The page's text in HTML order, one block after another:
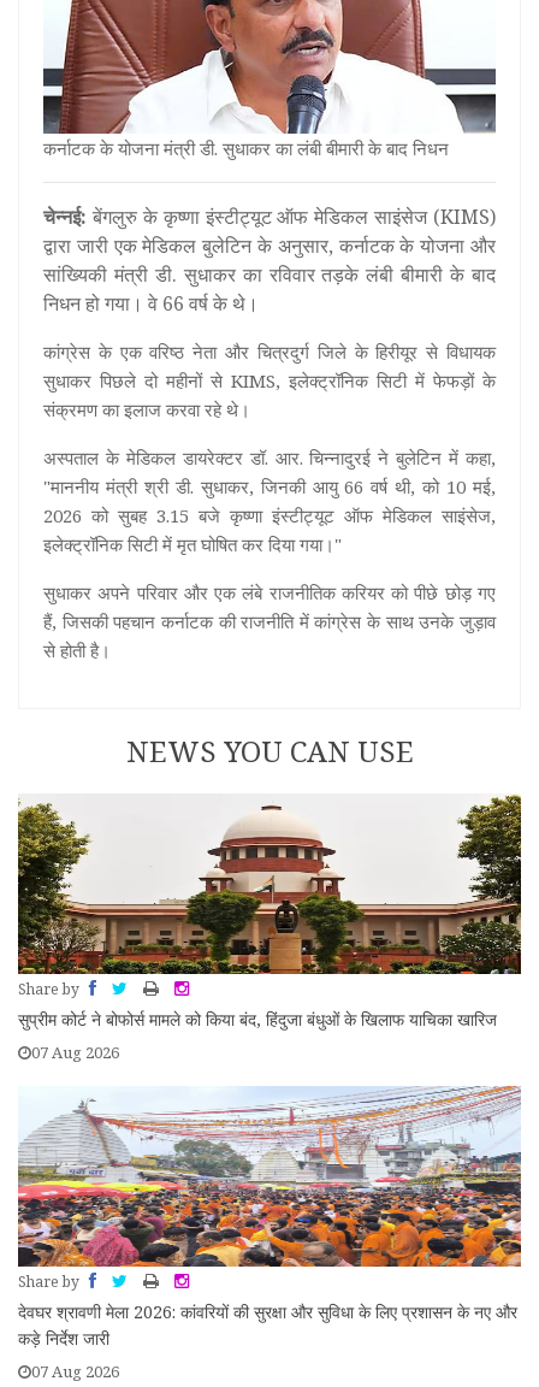
कर्नाटक के योजना मंत्री डी. सुधाकर का लंबी बीमारी के बाद निधन
चेन्नई: बेंगलुरु के कृष्णा इंस्टीट्यूट ऑफ मेडिकल साइंसेज (KIMS)
द्वारा जारी एक मेडिकल बुलेटिन के अनुसार, कर्नाटक के योजना और
सांख्यिकी मंत्री डी. सुधाकर का रविवार तड़के लंबी बीमारी के बाद
निधन हो गया। वे 66 वर्ष के थे।
कांग्रेस के एक वरिष्ठ नेता और चित्रदुर्ग जिले के हिरीयूर से विधायक
सुधाकर पिछले दो महीनों से KIMS, इलेक्ट्रॉनिक सिटी में फेफड़ों के
संक्रमण का इलाज करवा रहे थे।
अस्पताल के मेडिकल डायरेक्टर डॉ. आर. चिन्नादुरई ने बुलेटिन में कहा,
"माननीय मंत्री श्री डी. सुधाकर, जिनकी आयु 66 वर्ष थी, को 10 मई,
2026 को सुबह 3.15 बजे कृष्णा इंस्टीट्यूट ऑफ मेडिकल साइंसेज,
इलेक्ट्रॉनिक सिटी में मृत घोषित कर दिया गया।"
सुधाकर अपने परिवार और एक लंबे राजनीतिक करियर को पीछे छोड़ गए
हैं, जिसकी पहचान कर्नाटक की राजनीति में कांग्रेस के साथ उनके जुड़ाव
से होती है।
NEWS YOU CAN USE
Share by
सुप्रीम कोर्ट ने बोफोर्स मामले को किया बंद, हिंदुजा बंधुओं के खिलाफ याचिका खारिज
07 Aug 2026
Share by
देवघर श्रावणी मेला 2026: कांवरियों की सुरक्षा और सुविधा के लिए प्रशासन के नए और
कड़े निर्देश जारी
07 Aug 2026